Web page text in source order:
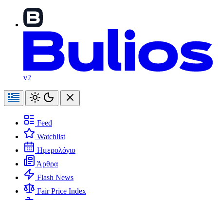
v2
Feed
Watchlist
Ημερολόγιο
Άρθρα
Flash News
Fair Price Index